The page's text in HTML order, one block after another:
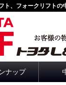
ト、フォークリフト
ナップ